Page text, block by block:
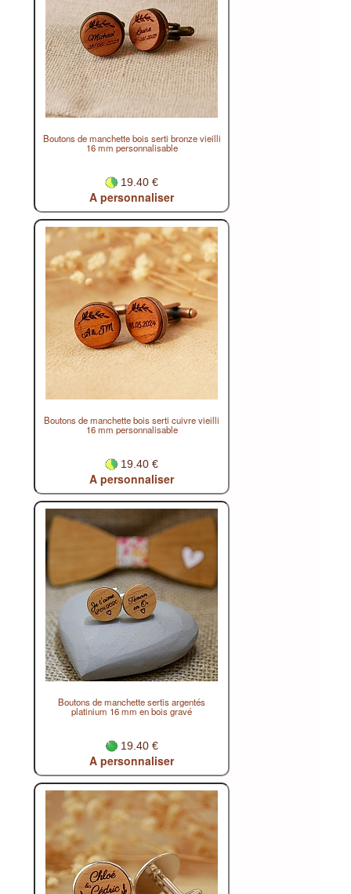
Boutons de manchette bois serti bronze vieilli
16 mm personnalisable
19.40 €
A personnaliser
Boutons de manchette bois serti cuivre vieilli
16 mm personnalisable
19.40 €
A personnaliser
Boutons de manchette sertis argentés
platinium 16 mm en bois gravé
19.40 €
A personnaliser